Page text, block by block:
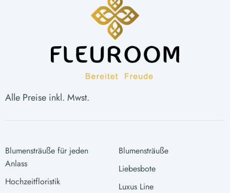
Alle Preise inkl. Mwst.
Blumensträuße für jeden
Anlass
Hochzeitfloristik
Blumensträuße
Liebesbote
Luxus Line